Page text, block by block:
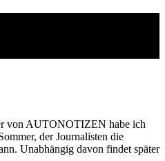
von AUTONOTIZEN habe ich
der Journalisten die
Unabhängig davon findet später